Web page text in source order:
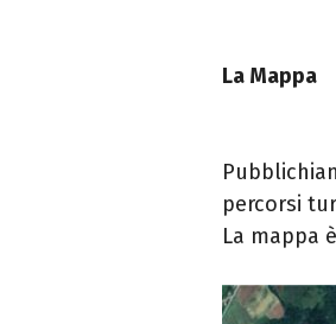
La Mappa
percorsi
La mappa